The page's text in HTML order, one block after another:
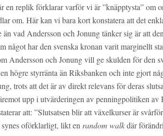
en replik förklarar varför vi är ”knäpptysta” om
om. Här kan vi bara kort konstatera att det
vad Andersson och Jonung tänker sig är att
något har den svenska kronan varit marginellt
Andersson och Jonung vill ge skulden för den
högre styrränta än Riksbanken och inte gjort
trots att det är av direkt relevans för deras
upp i utvärderingen av penningpolitiken
att: ”Slutsatsen blir att växelkurser är
oförklarligt, likt en random walkdär